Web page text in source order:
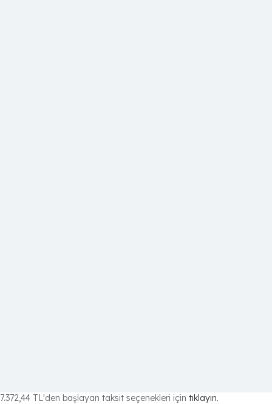
7.372,44 TL'den başlayan taksit seçenekleri için tıklayın.